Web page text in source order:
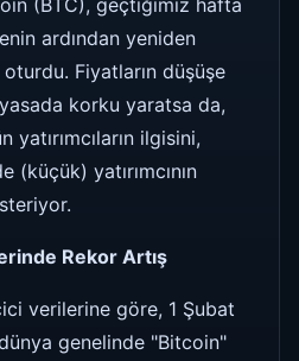
ardından yeniden
oturdu. Fiyatların düşüşe
korku yaratsa da,
ilgisini,
yatırımcının
Rekor Artış
verilerine göre, 1 Şubat
genelinde "Bitcoin"